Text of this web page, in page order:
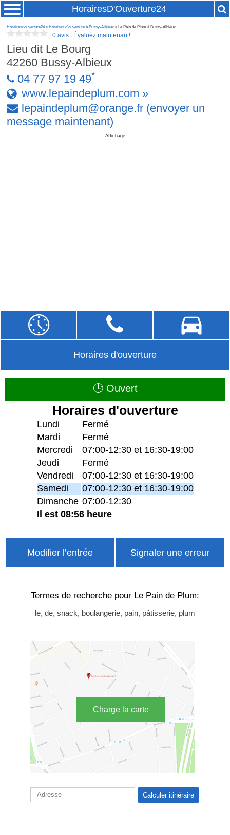
HorairesD'Ouverture24
Horairesdouverture24» Horaires d'ouverture à Bussy-Albieux » Le Pain de Plum à Bussy-Albieux
|0 avis Évaluez maintenant!
Lieu dit Le Bourg
42260 Bussy-Albieux
04 77 97 19 49*
www.lepaindeplum.com »
lepaindeplum@orange.fr (envoyer un
message maintenant)
Affichage
Horaires d'ouverture
🕒 Ouvert
Horaires d'ouverture
Lundi
Fermé
Mardi
Fermé
Mercredi
07:00-12:30 et 16:30-19:00
Jeudi
Fermé
Vendredi
07:00-12:30 et 16:30-19:00
Samedi
07:00-12:30 et 16:30-19:00
Dimanche 07:00-12:30
Il est 08:56 heure
Modifier l’entrée Signaler une erreur
Termes de recherche pour Le Pain de Plum:
le, de, snack, boulangerie, pain, pâtisserie, plum
Charge la carte